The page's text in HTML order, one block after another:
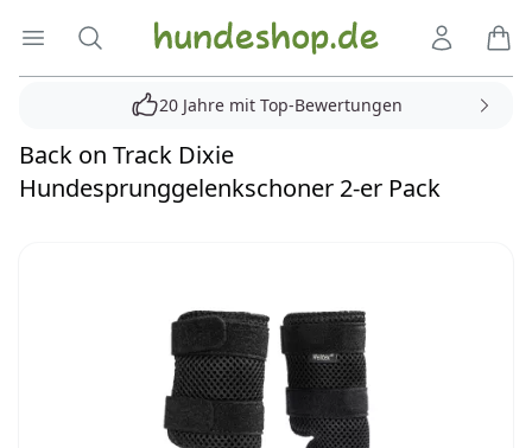
Menü öffnen
Suche Hundeshop.de
20 Jahre mit Top-Bewertungen
Back on Track Dixie
Hundesprunggelenkschoner 2-er Pack